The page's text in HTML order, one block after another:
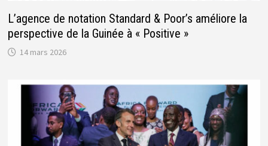
L’agence de notation Standard & Poor’s améliore la
perspective de la Guinée à « Positive »
14 mars 2026